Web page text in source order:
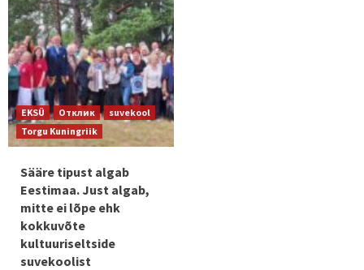
EKSÜ Отклик
suvekool
Torgu Kuningriik
Sääre tipust algab
Eestimaa. Just algab,
mitte ei lõpe ehk
kokkuvõte
kultuuriseltside
suvekoolist